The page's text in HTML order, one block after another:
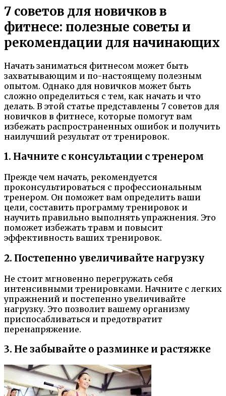
7 советов для новичков в
фитнесе: полезные советы и
рекомендации для начинающих
Начать заниматься фитнесом может быть
захватывающим и по-настоящему полезным
опытом. Однако для новичков может быть
сложно определиться с тем, как начать и что
делать. В этой статье представлены 7 советов для
новичков в фитнесе, которые помогут вам
избежать распространенных ошибок и получить
наилучший результат от тренировок.
1. Начните с консультации с тренером
Прежде чем начать, рекомендуется
проконсультироваться с профессиональным
тренером. Он поможет вам определить ваши
цели, составить программу тренировок и
научить правильно выполнять упражнения. Это
поможет избежать травм и повысит
эффективность ваших тренировок.
2. Постепенно увеличивайте нагрузку
Не стоит мгновенно перегружать себя
интенсивными тренировками. Начните с легких
упражнений и постепенно увеличивайте
нагрузку. Это позволит вашему организму
приспосабливаться и предотвратит
перенапряжение.
3. Не забывайте о разминке и растяжке